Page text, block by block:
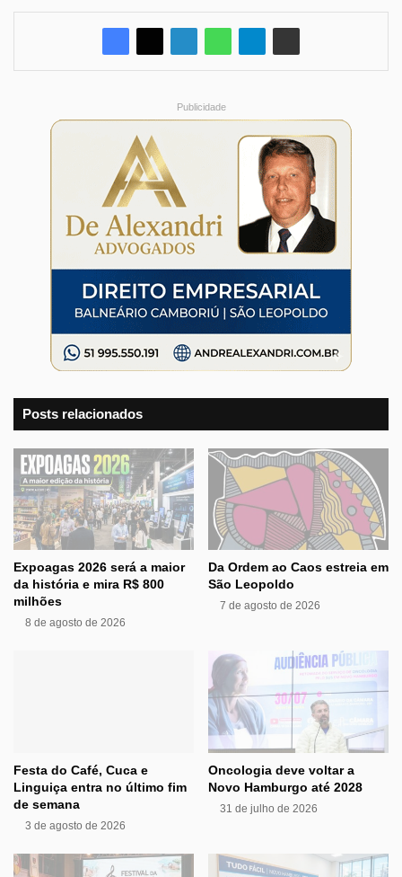
Publicidade
Posts relacionados
Expoagas 2026 será a maior
da história e mira R$ 800
milhões
8 de agosto de 2026
Da Ordem ao Caos estreia em
São Leopoldo
7 de agosto de 2026
Festa do Café, Cuca e
Linguiça entra no último fim
de semana
3 de agosto de 2026
Oncologia deve voltar a
Novo Hamburgo até 2028
31 de julho de 2026